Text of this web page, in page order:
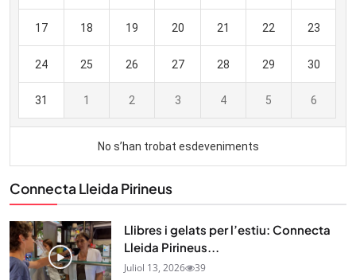
Connecta Lleida Pirineus
Llibres i gelats per l’estiu: Connecta
Lleida Pirineus...
Juliol 13, 2026 39